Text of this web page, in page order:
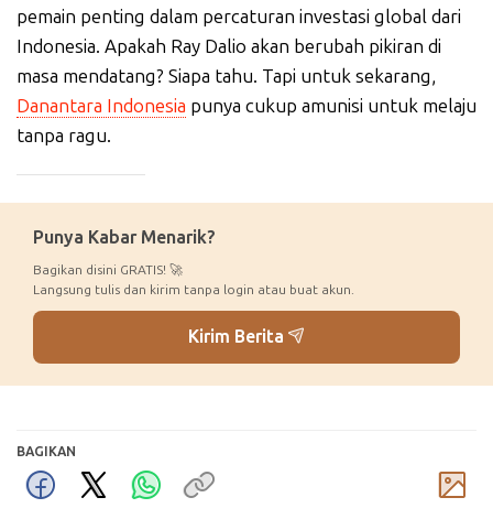
pemain penting dalam percaturan investasi global dari
Indonesia. Apakah Ray Dalio akan berubah pikiran di
masa mendatang? Siapa tahu. Tapi untuk sekarang,
Danantara Indonesia punya cukup amunisi untuk melaju
tanpa ragu.
Punya Kabar Menarik?
Bagikan disini GRATIS! 🚀
Langsung tulis dan kirim tanpa login atau buat akun.
Kirim Berita
BAGIKAN